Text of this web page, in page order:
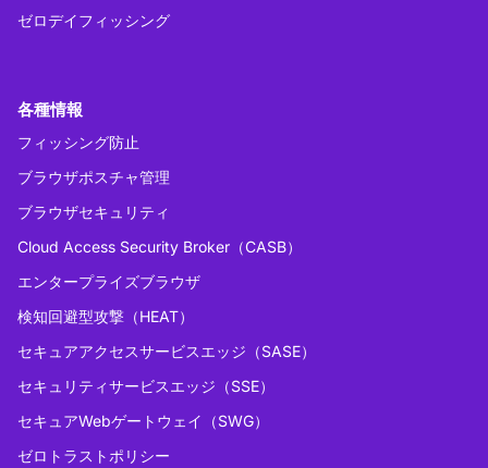
ゼロデイフィッシング
各種情報
フィッシング防止
ブラウザポスチャ管理
ブラウザセキュリティ
Cloud Access Security Broker（CASB）
エンタープライズブラウザ
検知回避型攻撃（HEAT）
セキュアアクセスサービスエッジ（SASE）
セキュリティサービスエッジ（SSE）
セキュアWebゲートウェイ（SWG）
ゼロトラストポリシー